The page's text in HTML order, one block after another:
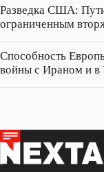
Разведка США:
ограниченным
Способность
войны с Ираном и в